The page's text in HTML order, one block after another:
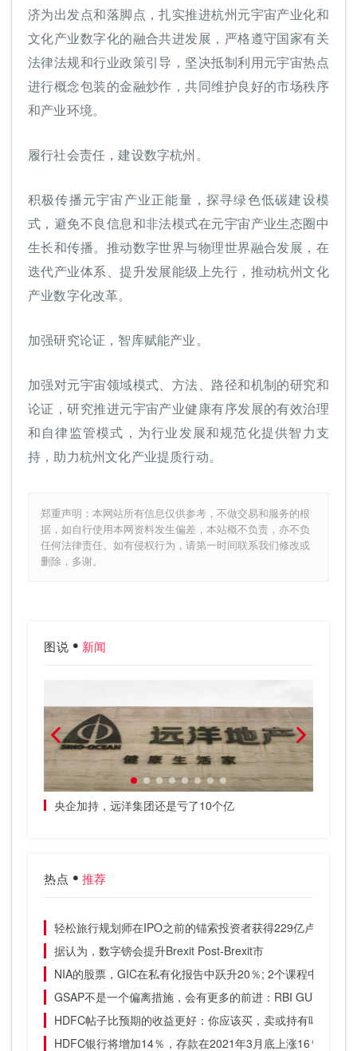
济为出发点和落脚点，扎实推进杭州元宇宙产业化和
文化产业数字化的融合共进发展，严格遵守国家有关
法律法规和行业政策引导，坚决抵制利用元宇宙热点
进行概念包装的金融炒作，共同维护良好的市场秩序
和产业环境。
履行社会责任，建设数字杭州。
积极传播元宇宙产业正能量，探寻绿色低碳建设模
式，避免不良信息和非法模式在元宇宙产业生态圈中
生长和传播。推动数字世界与物理世界融合发展，在
迭代产业体系、提升发展能级上先行，推动杭州文化
产业数字化改革。
加强研究论证，智库赋能产业。
加强对元宇宙领域模式、方法、路径和机制的研究和
论证，研究推进元宇宙产业健康有序发展的有效治理
和自律监管模式，为行业发展和规范化提供智力支
持，助力杭州文化产业提质行动。
郑重声明：本网站所有信息仅供参考，不做交易和服务的根
据，如自行使用本网资料发生偏差，本站概不负责，亦不负
任何法律责任。如有侵权行为，请第一时间联系我们修改或
删除，多谢。
图说 新闻
央企加持，远洋集团还是亏了10个亿
热点 推荐
轻松旅行规划师在IPO之前的锚索投资者获得229亿卢比
据认为，数字镑会提升Brexit Post-Brexit市
NIA的股票，GIC在私有化报告中跃升20％; 2个课程中44％
GSAP不是一个偏离措施，会有更多的前进：RBI GUV
HDFC帖子比预期的收益更好：你应该买，卖或持有吗？
HDFC银行将增加14％，存款在2021年3月底上涨16％